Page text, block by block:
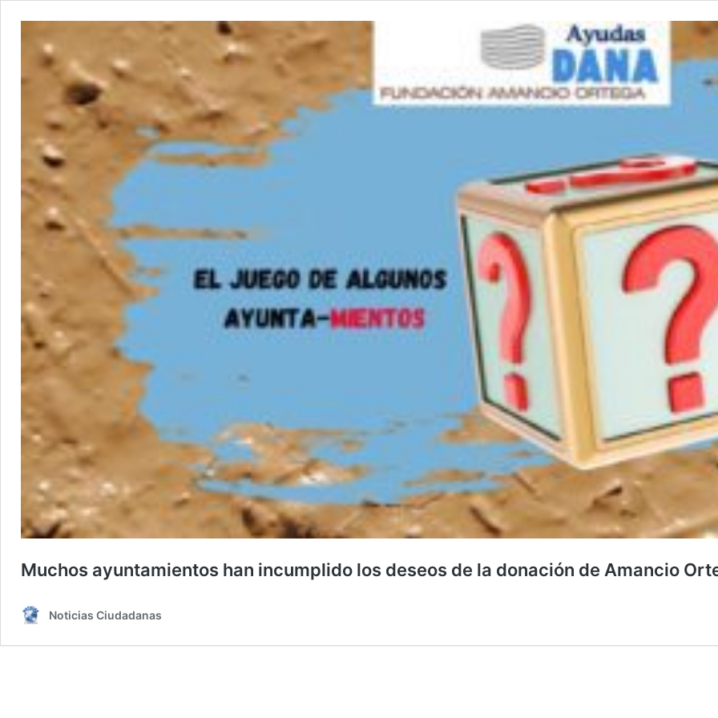
Muchos ayuntamientos han incumplido los deseos de la donación de Amancio
Noticias Ciudadanas